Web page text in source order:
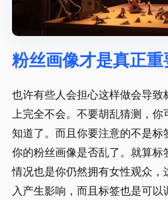
粉丝画像才是真正重
也许有些人会担心这样做会导致
上完全不会。不要胡乱猜测，
知道了。而且你要注意的不是标
你的粉丝画像是否乱了。就算标
情况也是你仍然拥有女性观众，
入产生影响，而且标签也是可以